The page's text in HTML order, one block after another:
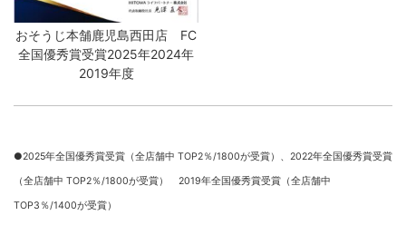
おそうじ本舗鹿児島西田店 FC
全国優秀賞受賞2025年2024年
2019年度
●2025年全国優秀賞受賞（全店舗中 TOP2％/1800が受賞）、 2022年全国優秀賞受賞
（全店舗中 TOP2％/1800が受賞） 2019年全国優秀賞受賞（全店舗中
TOP3％/1400が受賞）